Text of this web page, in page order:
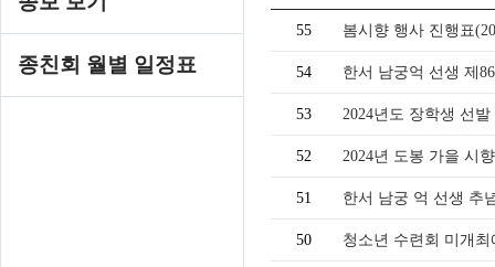
종친회 월별 일정표
55 봄시향 행사 진행표
54 한서 남궁억 선생 제
53 2024년도 장학생 선
52 2024년 도봉 가을 시
51 한서 남궁 억 선생 추
50 청소년 수련회 미개